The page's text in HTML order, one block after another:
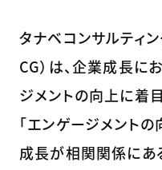
タナベコンサルティ
CG）は、企業成長に
ジメントの向上に着
「エンゲージメント
成長が相関関係にあ